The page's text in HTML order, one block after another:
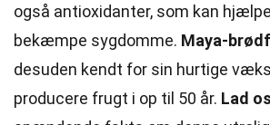
også antioxidanter, som kan
bekæmpe sygdomme. Maya-
desuden kendt for sin hurtige
producere frugt i op til 50 år. Lad os